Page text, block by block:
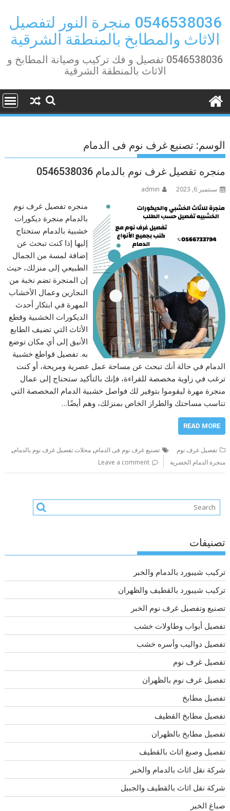
content
0546538036 منجرة النور لتفصيل
الاثاث والمطابخ بالمنطقة الشرقية
0546538036 تفصيل و فك تركيب وصيانة المطابخ و
الاثاث بالمنطقة الشرقية
الوسم: تصنيع غرف نوم فى الدمام
منجره تفصيل غرف نوم بالدمام 0546538036
سبتمبر 6, 2023 admin
منجره تفصيل غرف نوم
بالدمام منجرة ديكورات
خشبية بالدمام ستحتاج
إليها إذا كنت تبحث عن
إضافة لمسة من الجمال
الطبيعي إلى منزلك، حيث
إن المنجرة تضم نخبة من
النجارين وعمال الأخشاب
المهرة في ابتكار أحدث
الديكورات الخشبية وقطع
الأثاث التي تضيف الطابع
الأنيق إلى أي مكان توضع
به. تفصيل قواطع خشبية
الدمام في حالة أنك تبحث عن مساحة عمل عصرية ومريحة، أو كنت
ترغب في زاوية مخصصة للقراءة، فإنك بالتأكيد ستحتاج إلى عمال
منجرة مهرة ليقوموا بتوفير لك فواصل خشبية الدمام المخصصة التي
تناسب مساحتك والطراز الخاص بمنزلك، وهم أيضًا…
READ MORE
تفصيل غرف نوم تصنيع غرف نوم فى الدمام,محلات تفصيل غرف نوم بالدمام,
منجرة الدمام الخضرية Leave a comment
تصنيفات
تركيب شيبورد بالدمام والخبر
تركيب شيبورد بالقطيف والظهران
تصنيع وتفصيل غرف نوم الخبر
تفصيل أبواب وطاولات خشب
تفصيل دواليب وأسره خشب
تفصيل غرف نوم
تفصيل غرف نوم بالظهران
تفصيل مطابخ
تفصيل مطابخ القطيف
تفصيل مطابخ بالظهران
تفصيل وصبغ اثاث بالقطيف
شركة نقل اثاث بالدمام والخبر
شركة نقل اثاث بالقطيف والجبيل
صباغ الخبر